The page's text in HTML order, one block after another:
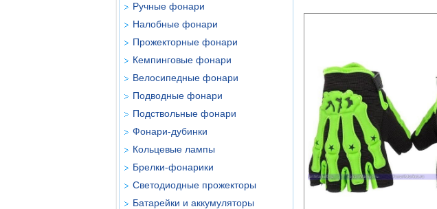
Ручные фонари
Налобные фонари
Прожекторные фонари
Кемпинговые фонари
Велосипедные фонари
Подводные фонари
Подствольные фонари
Фонари-дубинки
Кольцевые лампы
Брелки-фонарики
Светодиодные прожекторы
Батарейки и аккумуляторы